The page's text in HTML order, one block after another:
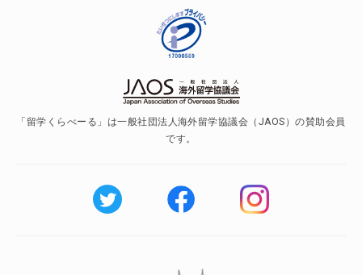
「留学くらべーる」は一般社団法人海外留学協議会（JAOS）の賛助会員
です。